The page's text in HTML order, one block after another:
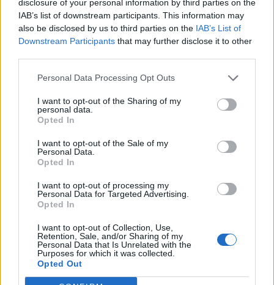
disclosure of your personal information by third parties on the
IAB’s list of downstream participants. This information may
also be disclosed by us to third parties on the IAB’s List of
Downstream Participants that may further disclose it to other
Personal Data Processing Opt Outs
I want to opt-out of the Sharing of my
personal data.
Opted In
I want to opt-out of the Sale of my
Personal Data.
Opted In
I want to opt-out of processing my
Personal Data for Targeted Advertising.
Opted In
I want to opt-out of Collection, Use,
Retention, Sale, and/or Sharing of my
Personal Data that Is Unrelated with the
Purposes for which it was collected.
Opted Out
Σαμοθράκη: Σε λειτουργία η
πλατφόρμα myBusinessSupport
επιχειρήσεων
06/08/26 18:07
Ο Όμιλος Qualco επεκτείνει τη
ποσοστού στη Multiverse
ΕΥΑΘ: Αποκτά νέες
αρμοδιότητες και επεκτείνεται
06/08/26|17:41